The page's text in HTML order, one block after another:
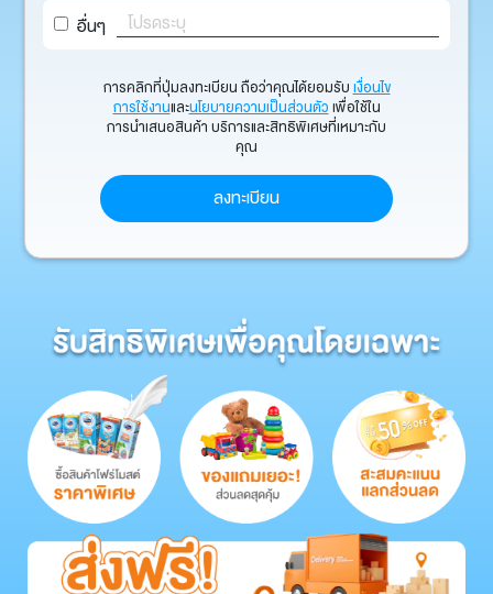
อื่นๆ
การคลิกที่ปุ่มลงทะเบียน ถือว่าคุณได้ยอมรับ เงื่อนไข
การใช้งานและนโยบายความเป็นส่วนตัว เพื่อใช้ใน
การนำเสนอสินค้า บริการและสิทธิพิเศษที่เหมาะกับ
คุณ
ลงทะเบียน